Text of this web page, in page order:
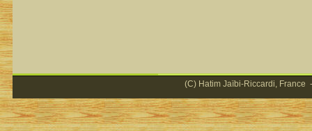
(C) Hatim Jaïbi-Riccardi, France